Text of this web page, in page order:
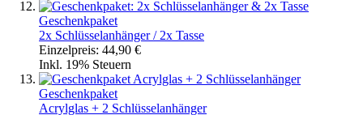
Geschenkpaket
2x Schlüsselanhänger / 2x Tasse
Einzelpreis: 44,90 €
Inkl. 19% Steuern
Geschenkpaket
Acrylglas + 2 Schlüsselanhänger